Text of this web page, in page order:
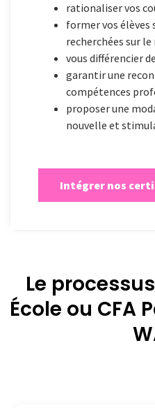
rationaliser vos
former vos élèves
recherchées sur
vous différencier
garantir une
compétences
proposer une
nouvelle et
Intégrer nos
Le
École ou CFA